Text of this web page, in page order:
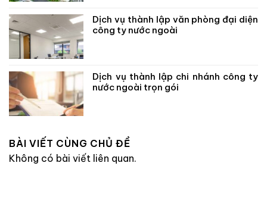
Dịch vụ thành lập văn phòng đại diện
công ty nước ngoài
Dịch vụ thành lập chi nhánh công ty
nước ngoài trọn gói
BÀI VIẾT CÙNG CHỦ ĐỀ
Không có bài viết liên quan.